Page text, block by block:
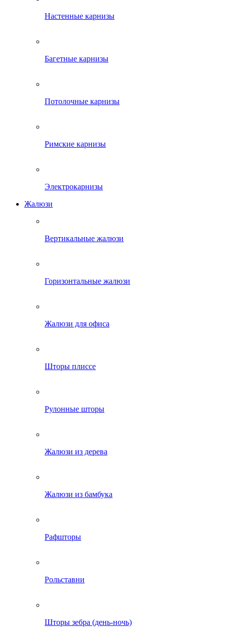
Настенные карнизы
Багетные карнизы
Потолочные карнизы
Римские карнизы
Электрокарнизы
Жалюзи
Вертикальные жалюзи
Горизонтальные жалюзи
Жалюзи для офиса
Шторы плиссе
Рулонные шторы
Жалюзи из дерева
Жалюзи из бамбука
Рафшторы
Рольставни
Шторы зебра (день-ночь)